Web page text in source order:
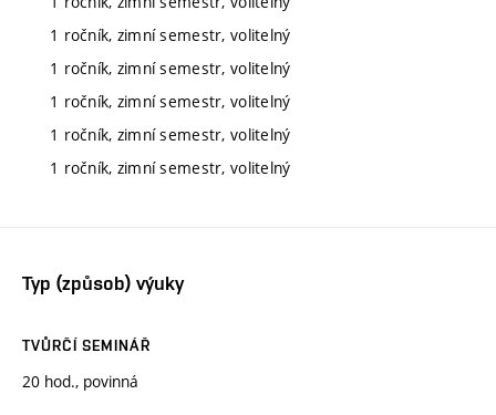
1 ročník, zimní semestr, volitelný
1 ročník, zimní semestr, volitelný
1 ročník, zimní semestr, volitelný
1 ročník, zimní semestr, volitelný
1 ročník, zimní semestr, volitelný
Typ (způsob) výuky
TVŮRČÍ SEMINÁŘ
20 hod., povinná